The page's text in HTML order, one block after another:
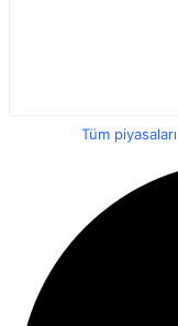
Tüm